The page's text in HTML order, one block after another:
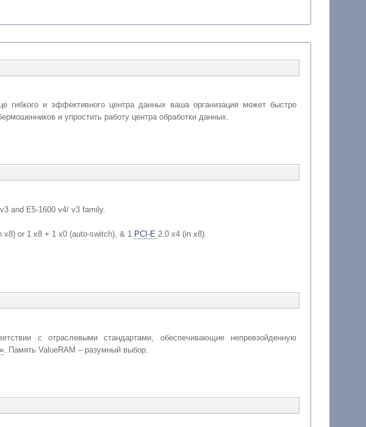
гибкого и эффективного центра данных ваша организация может быстро
и упростить работу центра обработки данных.
and E5-1600 v4/ v3 family.
x8) or 1 x8 + 1 x0 (auto-switch), & 1 PCI-E 2.0 x4 (in x8).
с отраслевыми стандартами, обеспечивающие непревзойденную
. Память ValueRAM – разумный выбор.